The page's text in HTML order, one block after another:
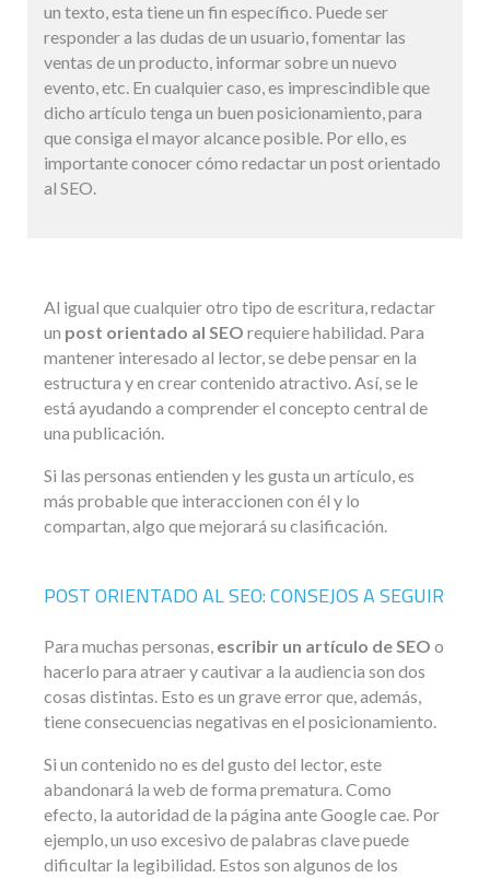
un texto, esta tiene un fin específico. Puede ser
responder a las dudas de un usuario, fomentar las
ventas de un producto, informar sobre un nuevo
evento, etc. En cualquier caso, es imprescindible que
dicho artículo tenga un buen posicionamiento, para
que consiga el mayor alcance posible. Por ello, es
importante conocer cómo redactar un post orientado
al SEO.
Al igual que cualquier otro tipo de escritura, redactar
un post orientado al SEO requiere habilidad. Para
mantener interesado al lector, se debe pensar en la
estructura y en crear contenido atractivo. Así, se le
está ayudando a comprender el concepto central de
una publicación.
Si las personas entienden y les gusta un artículo, es
más probable que interaccionen con él y lo
compartan, algo que mejorará su clasificación.
POST ORIENTADO AL SEO: CONSEJOS A SEGUIR
Para muchas personas, escribir un artículo de SEO o
hacerlo para atraer y cautivar a la audiencia son dos
cosas distintas. Esto es un grave error que, además,
tiene consecuencias negativas en el posicionamiento.
Si un contenido no es del gusto del lector, este
abandonará la web de forma prematura. Como
efecto, la autoridad de la página ante Google cae. Por
ejemplo, un uso excesivo de palabras clave puede
dificultar la legibilidad. Estos son algunos de los